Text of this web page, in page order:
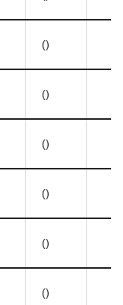
()
()
()
()
()
()